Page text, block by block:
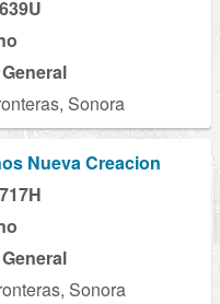
Sonora
Nueva Creacion
Sonora